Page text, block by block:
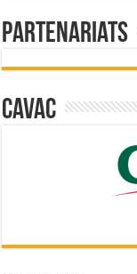
Partenariats
Cavac